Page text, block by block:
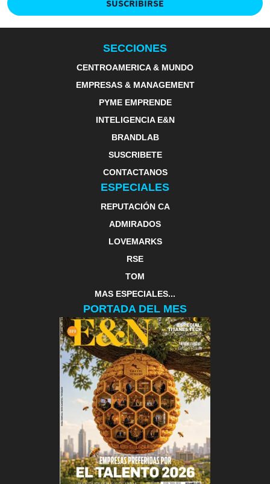
SUSCRIBIRSE
SECCIONES
CENTROAMERICA & MUNDO
EMPRESAS & MANAGEMENT
PYME EMPRENDE
INTELIGENCIA E&N
BRANDLAB
SUSCRIBETE
CONTACTANOS
ESPECIALES
REPUTACIÓN CA
ADMIRADOS
LOVEMARKS
RSE
TOM
MAS ESPECIALES...
PORTADA DEL MES